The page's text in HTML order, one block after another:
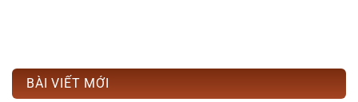
BÀI VIẾT MỚI